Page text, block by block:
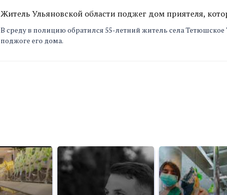
Житель Ульяновской области поджег дом приятеля,
В среду в полицию обратился 55-летний житель села
поджоге его дома.